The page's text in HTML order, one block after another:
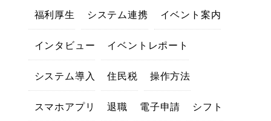
福利厚生 システム連携 イベント案内
インタビュー イベントレポート
システム導入 住民税 操作方法
スマホアプリ 退職 電子申請 シフト